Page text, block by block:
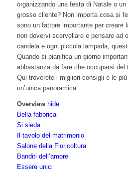
organizzando una festa di Natale o
grosso cliente? Non importa cosa si
sono un fattore importante per creare
non dovervi scervellare e pensare ad
candela e ogni piccola lampada,
Quando si pianifica un giorno
abbastanza da fare che occuparsi del
Qui troverete i migliori consigli e le
un’unica panoramica.
Overview hide
Bella fabbrica
Si sieda
Il tavolo del matrimonio
Salone della Floricoltura
Banditi dell’amore
Essere unici